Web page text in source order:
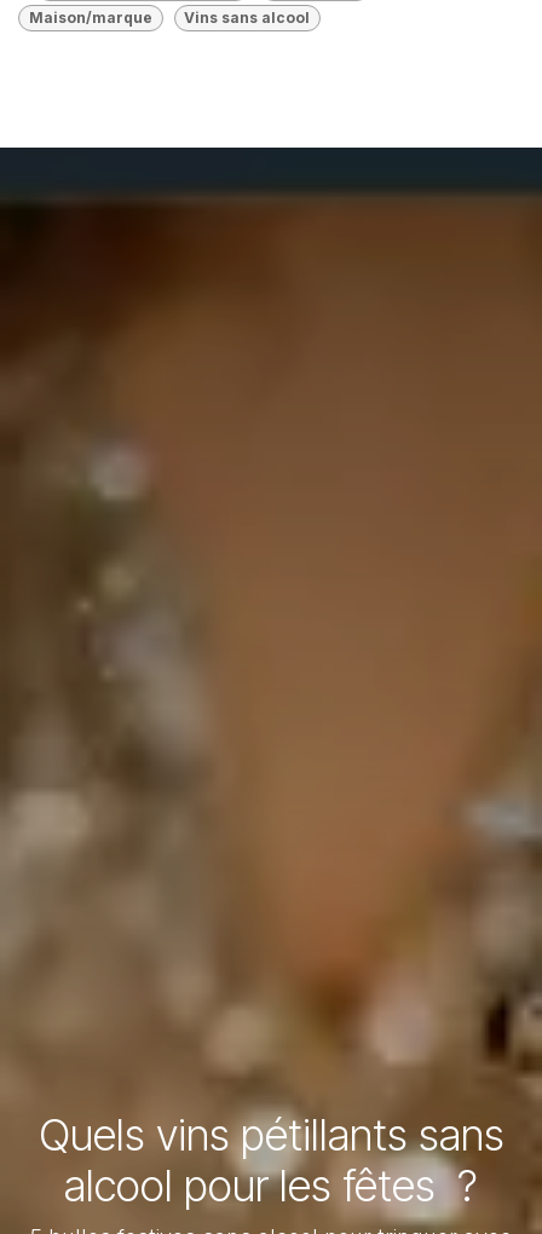
Maison/marque
Vins sans alcool
Quels vins pétillants sans
alcool pour les fêtes ?